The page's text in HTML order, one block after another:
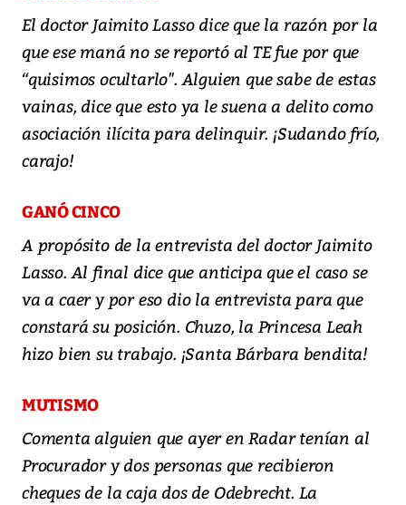
El doctor Jaimito Lasso dice que la razón por la
que ese maná no se reportó al TE fue por que
“quisimos ocultarlo". Alguien que sabe de estas
vainas, dice que esto ya le suena a delito como
asociación ilícita para delinquir. ¡Sudando frío,
carajo!
GANÓ CINCO
A propósito de la entrevista del doctor Jaimito
Lasso. Al final dice que anticipa que el caso se
va a caer y por eso dio la entrevista para que
constará su posición. Chuzo, la Princesa Leah
hizo bien su trabajo. ¡Santa Bárbara bendita!
MUTISMO
Comenta alguien que ayer en Radar tenían al
Procurador y dos personas que recibieron
cheques de la caja dos de Odebrecht. La